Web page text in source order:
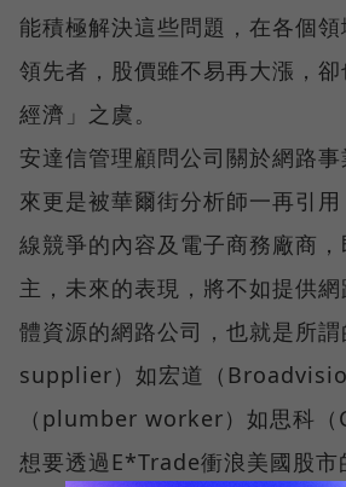
能積極解決這些問題，在各個
領先者，股價雖不易再大漲，
經濟」之虞。
安達信管理顧問公司關於網路
來更是被華爾街分析師一再引
線競爭的內容及電子商務廠商
主，未來的表現，將不如提供
體資源的網路公司，也就是所
supplier）如宏道（
（plumber worker）如思科（
想要透過E*Trade衝浪美國股市